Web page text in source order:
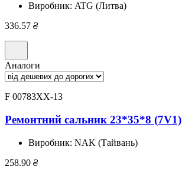
Виробник: ATG (Литва)
336.57 ₴
Аналоги
F 00783XX-13
Ремонтний сальник 23*35*8 (7V1)
Виробник: NAK (Тайвань)
258.90 ₴